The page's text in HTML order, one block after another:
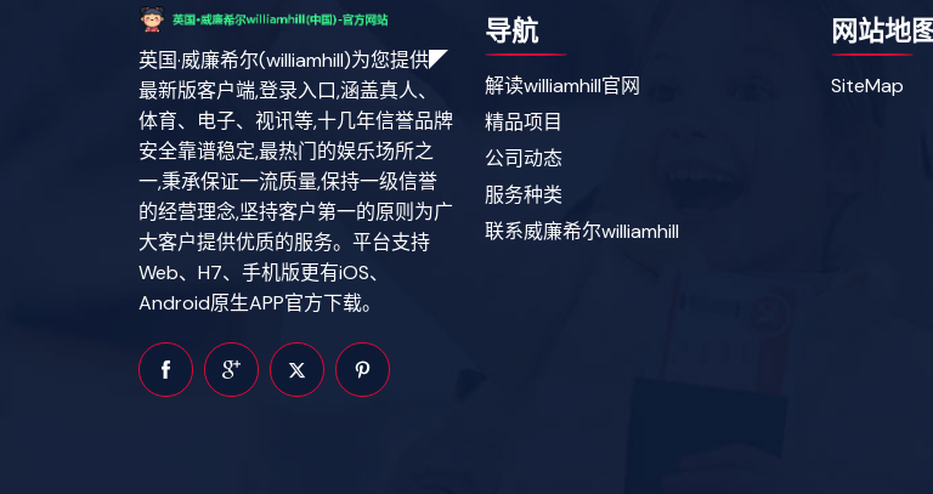
英国·威廉希尔(williamhill)为您提供◤
最新版客户端,登录入口,涵盖真人、
体育、电子、视讯等,十几年信誉品牌
安全靠谱稳定,最热门的娱乐场所之
一,秉承保证一流质量,保持一级信誉
的经营理念,坚持客户第一的原则为广
大客户提供优质的服务。平台支持
Web、H7、手机版更有iOS、
Android原生APP官方下载。
导航
解读williamhill官网
精品项目
公司动态
服务种类
联系威廉希尔williamhill
网站地
SiteMap